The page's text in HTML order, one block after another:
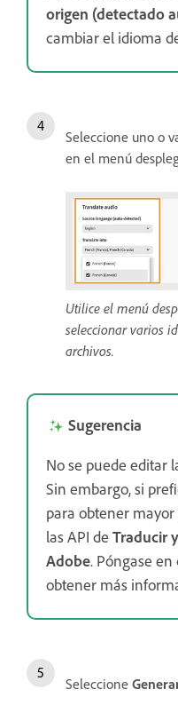
origen (detectado
cambiar el idioma
Seleccione uno o
en el menú
Utilice el menú
seleccionar varios
archivos.
Sugerencia
No se puede editar
Sin embargo, si
para obtener
las API de Traducir
Adobe. Póngase
obtener más
Seleccione